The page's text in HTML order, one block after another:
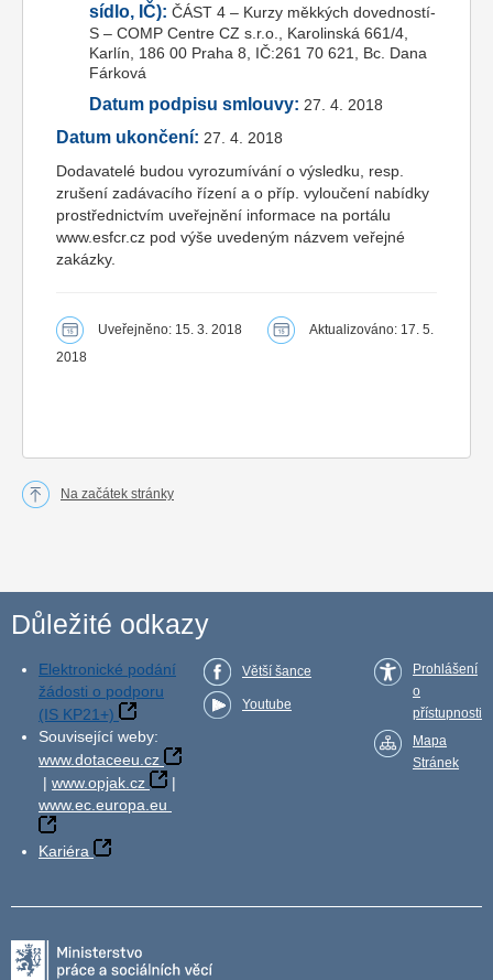
sídlo, IČ): ČÁST 4 – Kurzy měkkých dovedností-
S – COMP Centre CZ s.r.o., Karolinská 661/4,
Karlín, 186 00 Praha 8, IČ:261 70 621, Bc. Dana
Fárková
Datum podpisu smlouvy: 27. 4. 2018
Datum ukončení: 27. 4. 2018
Dodavatelé budou vyrozumívání o výsledku, resp.
zrušení zadávacího řízení a o příp. vyloučení nabídky
prostřednictvím uveřejnění informace na portálu
www.esfcr.cz pod výše uvedeným názvem veřejné
zakázky.
Uveřejněno: 15. 3. 2018
Aktualizováno: 17. 5.
2018
Na začátek stránky
Důležité odkazy
Elektronické podání
žádosti o podporu
(IS KP21+)
Související weby:
www.dotaceeu.cz
| www.opjak.cz
|
www.ec.europa.eu
Kariéra
Větší šance
Youtube
Prohlášení
o
přístupnosti
Mapa
Stránek